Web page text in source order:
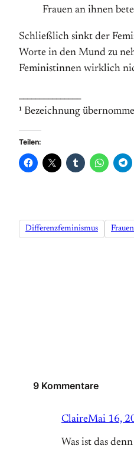
Frauen an ihnen
Schließlich sinkt der
Worte in den Mund zu
Feministinnen wirklich
¹ Bezeichnung
Teilen:
Differenzfeminismus
9 Kommentare
ClaireMai 16,
Was ist das